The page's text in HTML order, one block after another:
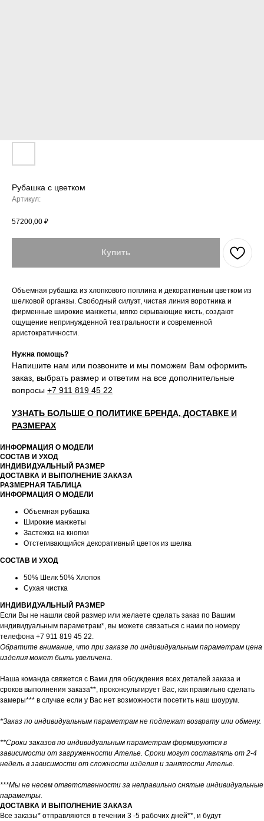
Рубашка с цветком
Артикул:
57200,00 ₽
Купить
Объемная рубашка из хлопкового поплина и декоративным цветком из
шелковой органзы. Свободный силуэт, чистая линия воротника и
фирменные широкие манжеты, мягко скрывающие кисть, создают
ощущение непринужденной театральности и современной
аристократичности.
Нужна помощь?
Напишите нам или позвоните и мы поможем Вам оформить
заказ, выбрать размер и ответим на все дополнительные
вопросы +7 911 819 45 22
УЗНАТЬ БОЛЬШЕ О ПОЛИТИКЕ БРЕНДА, ДОСТАВКЕ И
РАЗМЕРАХ
ИНФОРМАЦИЯ О МОДЕЛИ
СОСТАВ И УХОД
ИНДИВИДУАЛЬНЫЙ РАЗМЕР
ДОСТАВКА И ВЫПОЛНЕНИЕ ЗАКАЗА
РАЗМЕРНАЯ ТАБЛИЦА
ИНФОРМАЦИЯ О МОДЕЛИ
Объемная рубашка
Широкие манжеты
Застежка на кнопки
Отстегивающийся декоративный цветок из шелка
СОСТАВ И УХОД
50% Шелк 50% Хлопок
Сухая чистка
ИНДИВИДУАЛЬНЫЙ РАЗМЕР
Если Вы не нашли свой размер или желаете сделать заказ по Вашим
индивидуальным параметрам*, вы можете cвязаться с нами по номеру
телефона +7 911 819 45 22.
Обратите внимание, что при заказе по индивидуальным параметрам цена
изделия может быть увеличена.
Наша команда свяжется с Вами для обсуждения всех деталей заказа и
сроков выполнения заказа**, проконсультирует Вас, как правильно сделать
замеры*** в случае если у Вас нет возможности посетить наш шоурум.
*Заказ по индивидуальным параметрам не подлежат возврату или обмену.
**Сроки заказов по индивидуальным параметрам формируются в
зависимости от загруженности Ателье. Сроки могут составлять от 2-4
недель в зависимости от сложности изделия и занятости Ателье.
***Мы не несем ответственности за неправильно снятые индивидуальные
параметры.
ДОСТАВКА И ВЫПОЛНЕНИЕ ЗАКАЗА
Все заказы* отправляются в течении 3 -5 рабочих дней**, и будут